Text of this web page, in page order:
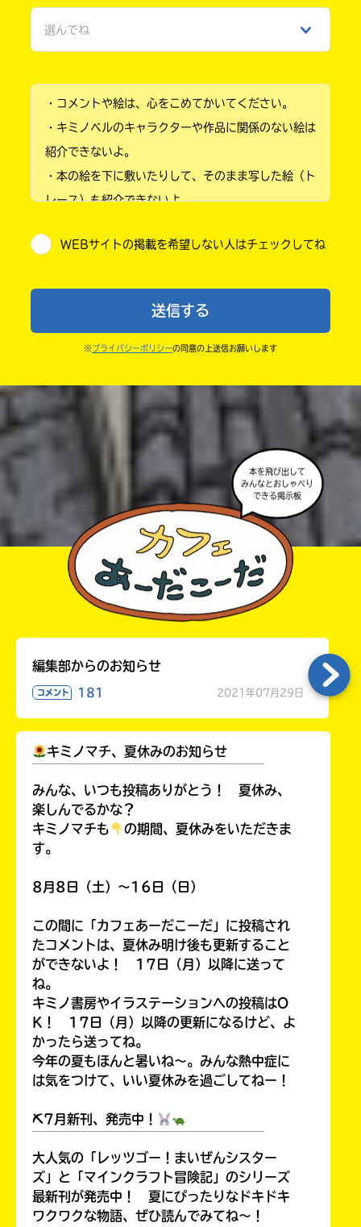
ひみつ
選んでね
小学2年
小学4年
小学6年
中学1年
・コメントや絵は、心をこめてかいてください。
・キミノベルのキャラクターや作品に関係のない絵は
紹介できないよ。
・本の絵を下に敷いたりして、そのまま写した絵（ト
レース）も紹介できないよ。
・送ってからすぐには紹介されないので、待ってて
ならないよう気をつけてね。
・キャンペーン開催中は、投稿した後の画面にバナー
よ。
・かき終えたら、人を傷つけていたり、個人情報をか
きこんでいたり、字がまちがっていたりしないか、読
みなおしてみてね。
WEBサイトの掲載を希望しない人はチェックしてね
送信する
※ プライバシーポリシーの同意の上送信お願いします
本を飛び出して
みんなとおしゃべり
できる掲示板
編集部からのお知らせ
コメント 181 2021年07月29日
キミノマチ、夏休みのお知らせ
みんな、いつも投稿ありがとう！ 夏休み、
楽しんでるかな？
キミノマチも
の期間、夏休みをいただきま
す。
8月8日（土）～16日（日）
この間に「カフェあーだこーだ」に投稿され
たコメントは、夏休み明け後も更新すること
ができないよ！ 17日（月）以降に送って
ね。
キミノ書房やイラステーションへの投稿はO
K！ 17日（月）以降の更新になるけど、よ
かったら送ってね。
今年の夏もほんと暑いね～。みんな熱中症に
は気をつけて、いい夏休みを過ごしてねー！
⛏7月新刊、発売中！
大人気の「レッツゴー！まいぜんシスター
ズ」と「マインクラフト冒険記」のシリーズ
最新刊が発売中！ 夏にぴったりなドキドキ
ワクワクな物語、ぜひ読んでみてね～！